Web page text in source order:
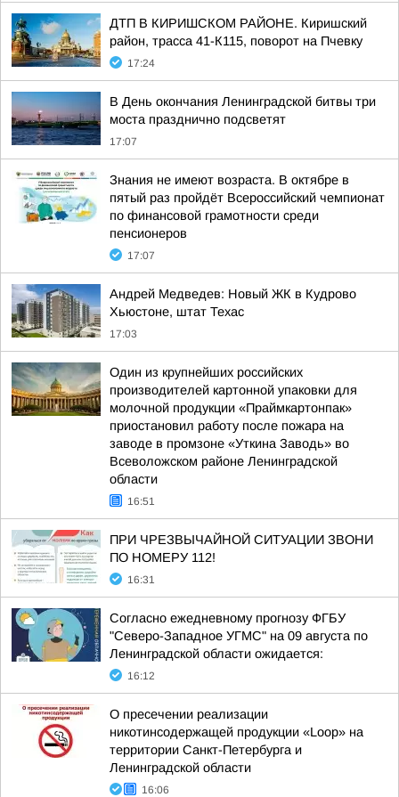
ДТП В КИРИШСКОМ РАЙОНЕ. Киришский
район, трасса 41-К115, поворот на Пчевку
17:24
В День окончания Ленинградской битвы три
моста празднично подсветят
17:07
Знания не имеют возраста. В октябре в
пятый раз пройдёт Всероссийский чемпионат
по финансовой грамотности среди
пенсионеров
17:07
Андрей Медведев: Новый ЖК в Кудрово
Хьюстоне, штат Техас
17:03
Один из крупнейших российских
производителей картонной упаковки для
молочной продукции «Праймкартонпак»
приостановил работу после пожара на
заводе в промзоне «Уткина Заводь» во
Всеволожском районе Ленинградской
области
16:51
ПРИ ЧРЕЗВЫЧАЙНОЙ СИТУАЦИИ ЗВОНИ
ПО НОМЕРУ 112!
16:31
Согласно ежедневному прогнозу ФГБУ
"Северо-Западное УГМС" на 09 августа по
Ленинградской области ожидается:
16:12
О пресечении реализации
никотинсодержащей продукции «Loop» на
территории Санкт-Петербурга и
Ленинградской области
16:06